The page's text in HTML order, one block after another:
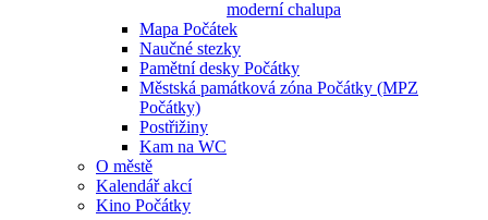
moderní chalupa
Mapa Počátek
Naučné stezky
Pamětní desky Počátky
Městská památková zóna Počátky (MPZ
Počátky)
Postřižiny
Kam na WC
O městě
Kalendář akcí
Kino Počátky